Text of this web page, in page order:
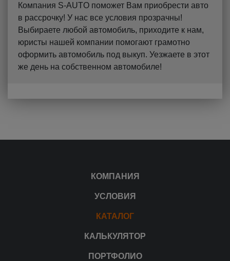
Компания S-AUTO поможет Вам приобрести авто
в рассрочку! У нас все условия прозрачны!
Выбираете любой автомобиль, приходите к нам,
юристы нашей компании помогают грамотно
оформить автомобиль под выкуп. Уезжаете в этот
же день на собственном автомобиле!
КОМПАНИЯ
УСЛОВИЯ
КАТАЛОГ
КАЛЬКУЛЯТОР
ПОРТФОЛИО